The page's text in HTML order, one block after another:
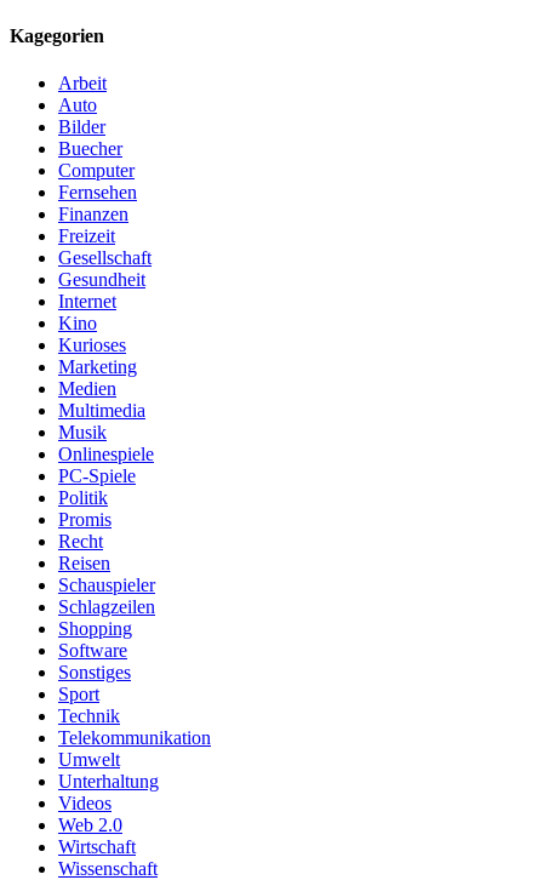
Kagegorien
Arbeit
Auto
Bilder
Buecher
Computer
Fernsehen
Finanzen
Freizeit
Gesellschaft
Gesundheit
Internet
Kino
Kurioses
Marketing
Medien
Multimedia
Musik
Onlinespiele
PC-Spiele
Politik
Promis
Recht
Reisen
Schauspieler
Schlagzeilen
Shopping
Software
Sonstiges
Sport
Technik
Telekommunikation
Umwelt
Unterhaltung
Videos
Web 2.0
Wirtschaft
Wissenschaft